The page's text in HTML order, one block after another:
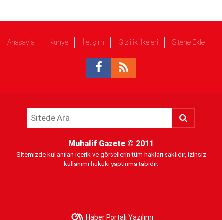
Anasayfa Künye İletişim Gizlilik İlkeleri Sitene Ekle
Muhalif Gazete © 2011
Sitemizde kullanılan içerik ve görsellerin tüm hakları saklıdır, izinsiz
kullanımı hukuki yaptırıma tabidir.
Haber Portalı Yazılımı